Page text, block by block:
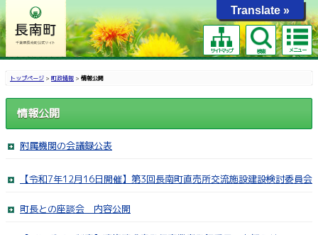
サイトマップ 検索 メニュー
トップページ > 町政情報 > 情報公開
情報公開
附属機関の会議録公表
【令和7年12月16日開催】第3回長南町直売所交流施設建設検討委員会
町長との座談会 内容公開
Translate »